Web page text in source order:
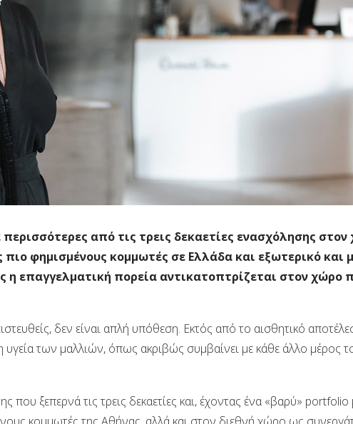
από τις τρεις δεκαετίες ενασχόλησης
πιο φημισμένους κομμωτές σε Ελλάδα και εξωτερικό και
η επαγγελματική πορεία αντικατοπτρίζεται στον χώρο
δεν είναι απλή υπόθεση. Εκτός από το αισθητικό
υγεία των μαλλιών, όπως ακριβώς συμβαίνει με κάθε άλλο μέρος
που ξεπερνά τις τρεις δεκαετίες και, έχοντας ένα «βαρύ» portfolio